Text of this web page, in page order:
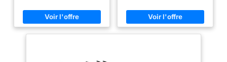
parties variées entre amis, sans
changer de place. 🏓
【CHANGEMENT RAPIDE &
RANGEMENT】Comment
pliable et verrouillable afin
d'optimiser l'encombrement lors
du rangement. Les plateaux de
jeu sont facilement